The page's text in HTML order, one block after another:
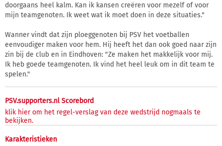
doorgaans heel kalm. Kan ik kansen creëren voor mezelf of voor
mijn teamgenoten. Ik weet wat ik moet doen in deze situaties."
Wanner vindt dat zijn ploeggenoten bij PSV het voetballen
eenvoudiger maken voor hem. Hij heeft het dan ook goed naar zijn
zin bij de club en in Eindhoven: "Ze maken het makkelijk voor mij.
Ik heb goede teamgenoten. Ik vind het heel leuk om in dit team te
spelen."
PSV.supporters.nl Scorebord
klik hier om het regel-verslag van deze wedstrijd nogmaals te
bekijken.
Karakteristieken